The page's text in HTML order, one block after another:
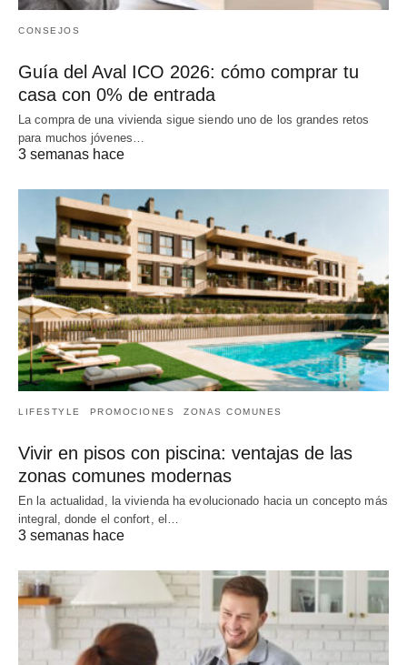
CONSEJOS
Guía del Aval ICO 2026: cómo comprar tu
casa con 0% de entrada
La compra de una vivienda sigue siendo uno de los grandes retos
para muchos jóvenes…
3 semanas hace
LIFESTYLE PROMOCIONES ZONAS COMUNES
Vivir en pisos con piscina: ventajas de las
zonas comunes modernas
En la actualidad, la vivienda ha evolucionado hacia un concepto más
integral, donde el confort, el…
3 semanas hace